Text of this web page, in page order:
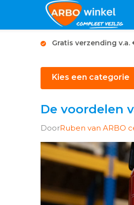
Gratis verzending v.a.
Kies een categorie
De voordelen
DoorRuben van ARBO